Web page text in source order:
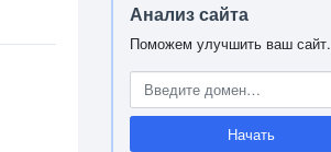
Анализ сайта
Поможем улучшить ваш сайт.
Начать